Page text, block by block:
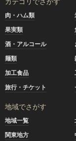
肉・ハム類
果実類
酒・アルコール
麺類
加工食品
旅行・チケット
地域でさがす
地域一覧
関東地方